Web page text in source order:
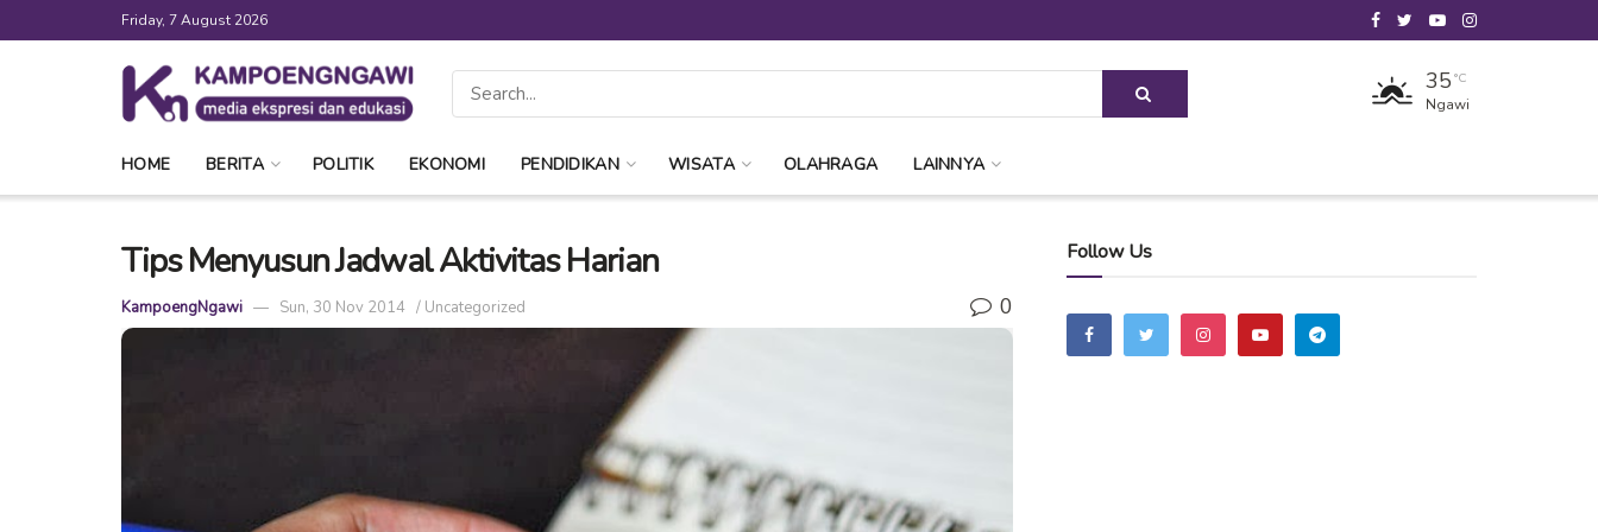
Friday, 7 August 2026
35 °C
Ngawi
HOME BERITA POLITIK EKONOMI PENDIDIKAN WISATA OLAHRAGA LAINNYA
Tips Menyusun Jadwal Aktivitas Harian
KampoengNgawi Sun, 30 Nov 2014 / Uncategorized 0
Follow Us